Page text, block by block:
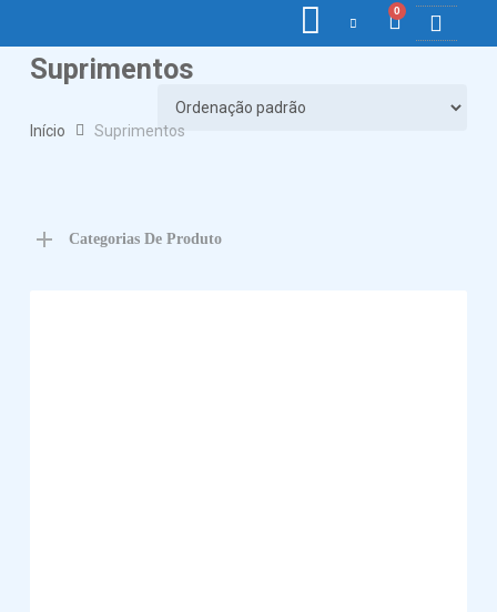
0
Suprimentos
Início Suprimentos
Categorias De Produto